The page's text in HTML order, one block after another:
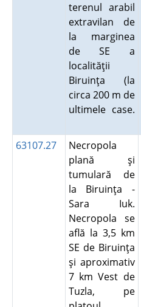
terenul arabil
extravilan de
la marginea
de SE a
localităţii
Biruinţa (la
circa 200 m de
ultimele case.
63107.27
Necropola
plană şi
tumulară de
la Biruinţa -
Sara Iuk.
Necropola se
află la 3,5 km
SE de Biruinţa
şi aproximativ
7 km Vest de
Tuzla, pe